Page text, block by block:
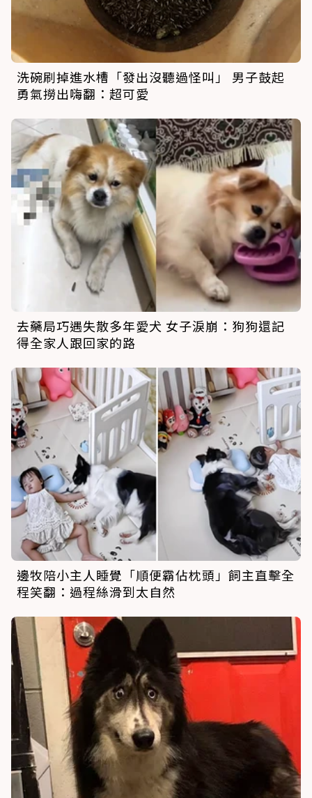
洗碗刷掉進水槽「發出沒聽過怪叫」 男子鼓起
勇氣撈出嗨翻：超可愛
去藥局巧遇失散多年愛犬 女子淚崩：狗狗還記
得全家人跟回家的路
邊牧陪小主人睡覺「順便霸佔枕頭」飼主直擊全
程笑翻：過程絲滑到太自然